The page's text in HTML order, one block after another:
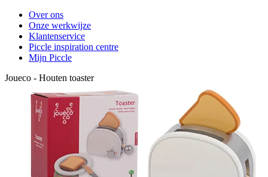
Over ons
Onze werkwijze
Klantenservice
Piccle inspiration centre
Mijn Piccle
Joueco - Houten toaster